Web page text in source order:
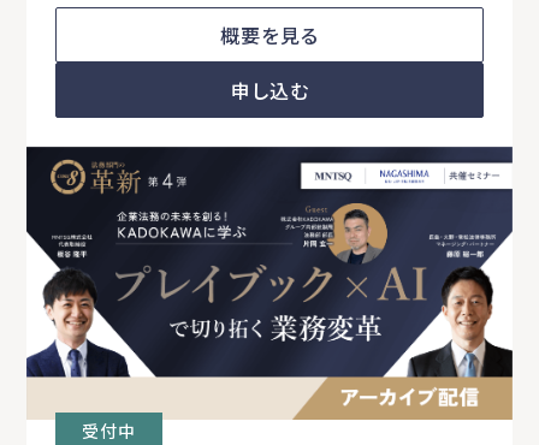
概要を見る
申し込む
受付中